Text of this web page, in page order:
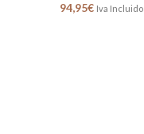
94,95€ Iva Incluido